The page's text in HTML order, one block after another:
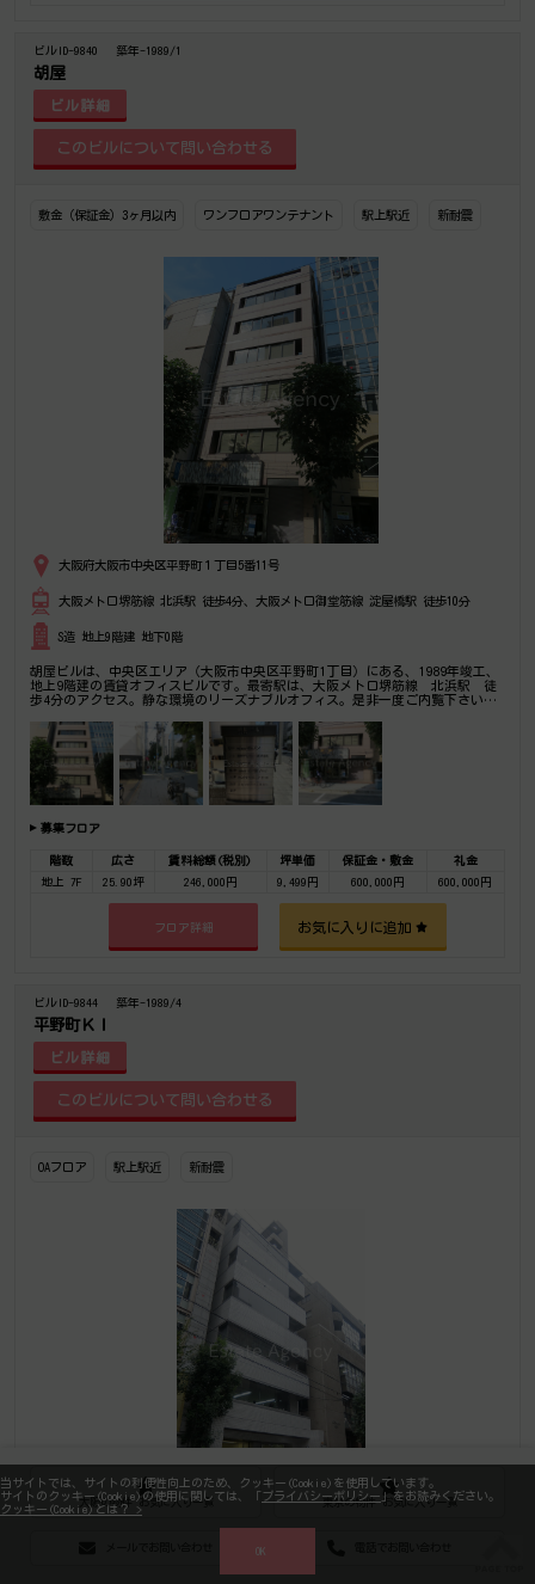
当サイトでは、サイトの利便性向上のため、クッキー(Cookie)を使用しています。
サイトのクッキー(Cookie)の使用に関しては、「 プライバシーポリシー 」をお読みください。
クッキー(Cookie)とは？ >
OK
大阪の物件 お気に入り一覧 東京の物件 お気に入り一覧
ビルID-9840 築年-1989/1
胡屋
ビル詳細
敷金（保証金）3ヶ月以内 ワンフロアワンテナント 駅上駅近 新耐震
大阪府大阪市中央区平野町１丁目5番11号
大阪メトロ堺筋線 北浜駅 徒歩4分、大阪メトロ御堂筋線 淀屋橋駅 徒歩10分
S造 地上9階建 地下0階
胡屋ビルは、中央区エリア（大阪市中央区平野町1丁目）にある、1989年竣工、
地上9階建の賃貸オフィスビルです。最寄駅は、大阪メトロ堺筋線 北浜駅 徒
歩4分のアクセス。静な環境のリーズナブルオフィス。是非一度ご内覧下さいま
募集フロア
階数 広さ 賃料総額(税別) 坪単価 保証金・敷金
礼金
地上 7F
25.90坪 246,000円 9,499円 600,000円 600,000円
フロア詳細 お気に入りに追加
ビルID-9844 築年-1989/4
平野町ＫＩ
ビル詳細
OAフロア 駅上駅近 新耐震
大阪府大阪市中央区平野町１丁目6番9号
大阪メトロ堺筋線 北浜駅 徒歩5分、大阪メトロ堺筋線 堺筋本町駅 徒歩8分